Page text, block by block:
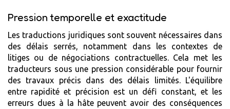
Pression temporelle et exactitude
Les traductions juridiques sont souvent nécessaires dans
des délais serrés, notamment dans les contextes de
litiges ou de négociations contractuelles. Cela met les
traducteurs sous une pression considérable pour fournir
des travaux précis dans des délais limités. L'équilibre
entre rapidité et précision est un défi constant, et les
erreurs dues à la hâte peuvent avoir des conséquences